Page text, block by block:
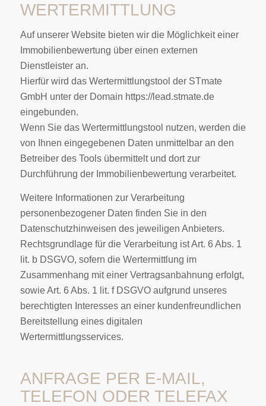
WERTERMITTLUNG
Auf unserer Website bieten wir die Möglichkeit einer
Immobilienbewertung über einen externen
Dienstleister an.
Hierfür wird das Wertermittlungstool der STmate
GmbH unter der Domain https://lead.stmate.de
eingebunden.
Wenn Sie das Wertermittlungstool nutzen, werden die
von Ihnen eingegebenen Daten unmittelbar an den
Betreiber des Tools übermittelt und dort zur
Durchführung der Immobilienbewertung verarbeitet.
Weitere Informationen zur Verarbeitung
personenbezogener Daten finden Sie in den
Datenschutzhinweisen des jeweiligen Anbieters.
Rechtsgrundlage für die Verarbeitung ist Art. 6 Abs. 1
lit. b DSGVO, sofern die Wertermittlung im
Zusammenhang mit einer Vertragsanbahnung erfolgt,
sowie Art. 6 Abs. 1 lit. f DSGVO aufgrund unseres
berechtigten Interesses an einer kundenfreundlichen
Bereitstellung eines digitalen
Wertermittlungsservices.
ANFRAGE PER E-MAIL,
TELEFON ODER TELEFAX